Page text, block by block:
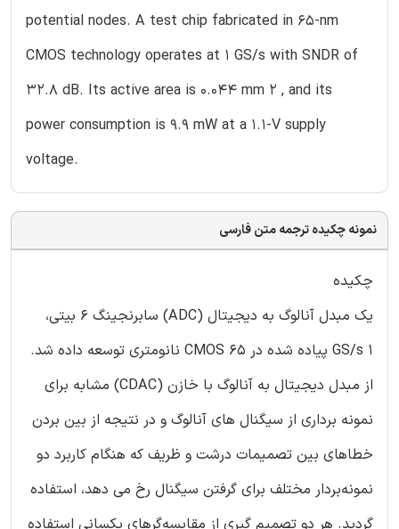
potential nodes. A test chip fabricated in 65-nm
CMOS technology operates at 1 GS/s with SNDR of
32.8 dB. Its active area is 0.044 mm 2 , and its
power consumption is 9.9 mW at a 1.1-V supply
voltage.
نمونه چکیده ترجمه متن فارسی
چکیده
یک مبدل آنالوگ به دیجیتال (ADC) سابرنجینگ 6 بیتی،
GS/s 1 پیاده شده در CMOS 65 نانومتری توسعه داده شد.
از مبدل دیجیتال به آنالوگ با خازن (CDAC) مشابه برای
نمونه برداری از سیگنال های آنالوگ و در نتیجه از بین بردن
خطاهای بین تصمیمات درشت و ظریف که هنگام کاربرد دو
نمونه‌بردار مختلف برای گرفتن سیگنال رخ می دهد، استفاده
گردید. هر دو تصمیم گیری از مقایسه‌گرهای یکسانی استفاده